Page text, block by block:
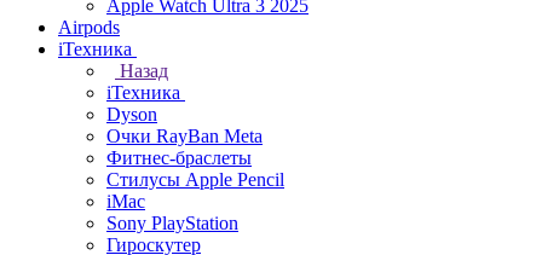
Apple Watch Ultra 3 2025
Airpods
iТехника
Назад
iТехника
Dyson
Очки RayBan Meta
Фитнес-браслеты
Стилусы Apple Pencil
iMac
Sony PlayStation
Гироскутер